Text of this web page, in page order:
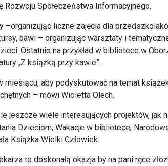
Społeczeństwa Informacyjnego.
–organizując liczne zajęcia dla
bawi – organizując warsztaty i
Ostatnio na przykład w bibliotece w
„Z książką przy kawie”.
aby podyskutować na temat
– mówi Wioletta Olech.
jeszcze wiele interesujących projektów, jak
Dzieciom, Wakacje w bibliotece,
Książka Wielki Człowiek.
to doskonałą okazja by na pani ręce